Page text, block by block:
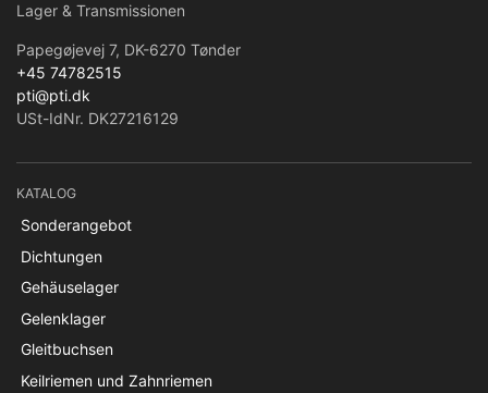
Lager & Transmissionen
Papegøjevej 7, DK-6270 Tønder
+45 74782515
pti@pti.dk
USt-IdNr. DK27216129
KATALOG
Sonderangebot
Dichtungen
Gehäuselager
Gelenklager
Gleitbuchsen
Keilriemen und Zahnriemen